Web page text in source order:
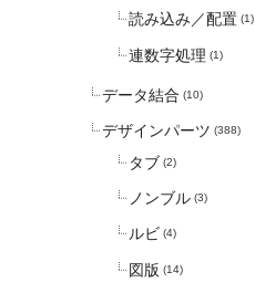
読み込み／配置 (1)
連数字処理 (1)
データ結合 (10)
デザインパーツ (388)
タブ (2)
ノンブル (3)
ルビ (4)
図版 (14)